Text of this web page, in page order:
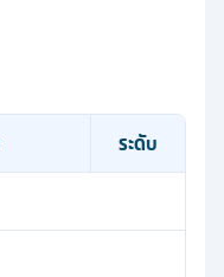
ระดับ